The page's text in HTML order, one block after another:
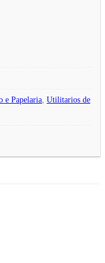
e Papelaria, Utilitarios de